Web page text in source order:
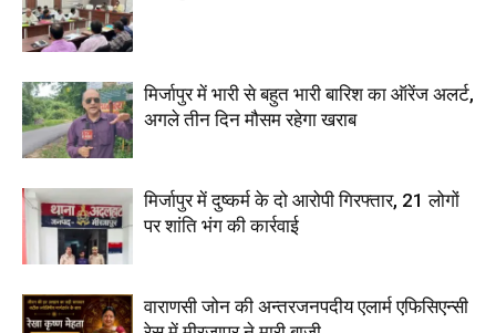
मिर्जापुर में भारी से बहुत भारी बारिश का ऑरेंज अलर्ट,
अगले तीन दिन मौसम रहेगा खराब
मिर्जापुर में दुष्कर्म के दो आरोपी गिरफ्तार, 21 लोगों
पर शांति भंग की कार्रवाई
वाराणसी जोन की अन्तरजनपदीय एलार्म एफिसिएन्सी